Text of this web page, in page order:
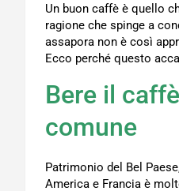
Un buon caffè è quello
ragione che spinge a
assapora non è così
Ecco perché questo
Bere il
comune
Patrimonio del Bel
America e Francia è